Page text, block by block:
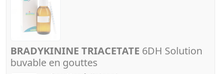
BRADYKININE TRIACETATE 6DH Solution
buvable en gouttes